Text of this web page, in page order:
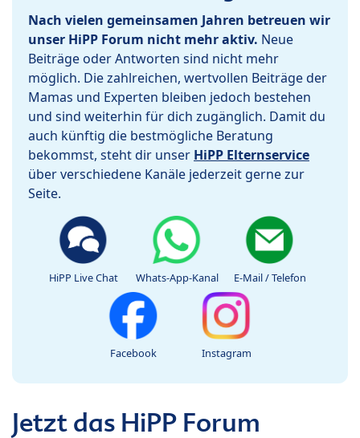
Nach vielen gemeinsamen Jahren betreuen wir
unser HiPP Forum nicht mehr aktiv. Neue
Beiträge oder Antworten sind nicht mehr
möglich. Die zahlreichen, wertvollen Beiträge der
Mamas und Experten bleiben jedoch bestehen
und sind weiterhin für dich zugänglich. Damit du
auch künftig die bestmögliche Beratung
bekommst, steht dir unser HiPP Elternservice
über verschiedene Kanäle jederzeit gerne zur
Seite.
HiPP Live Chat Whats-App-Kanal E-Mail / Telefon
Facebook Instagram
Jetzt das HiPP Forum